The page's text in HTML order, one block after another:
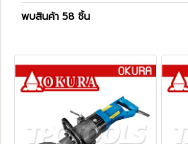
พบสินค้า 58 ชิ้น